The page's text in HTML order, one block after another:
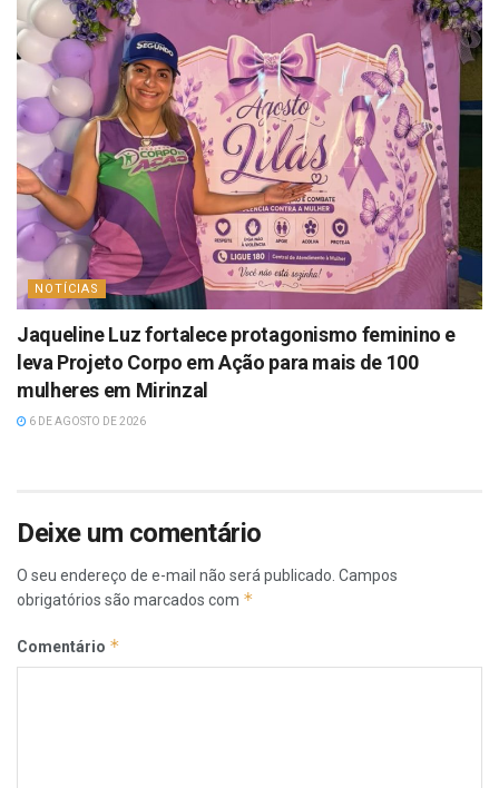
NOTÍCIAS
Jaqueline Luz fortalece protagonismo feminino e
leva Projeto Corpo em Ação para mais de 100
mulheres em Mirinzal
6 DE AGOSTO DE 2026
Deixe um comentário
O seu endereço de e-mail não será publicado. Campos
obrigatórios são marcados com *
Comentário *